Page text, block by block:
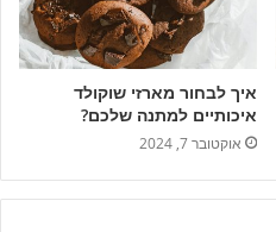
איך לבחור מארזי שוקולד
איכותיים למתנה שלכם?
אוקטובר 7, 2024